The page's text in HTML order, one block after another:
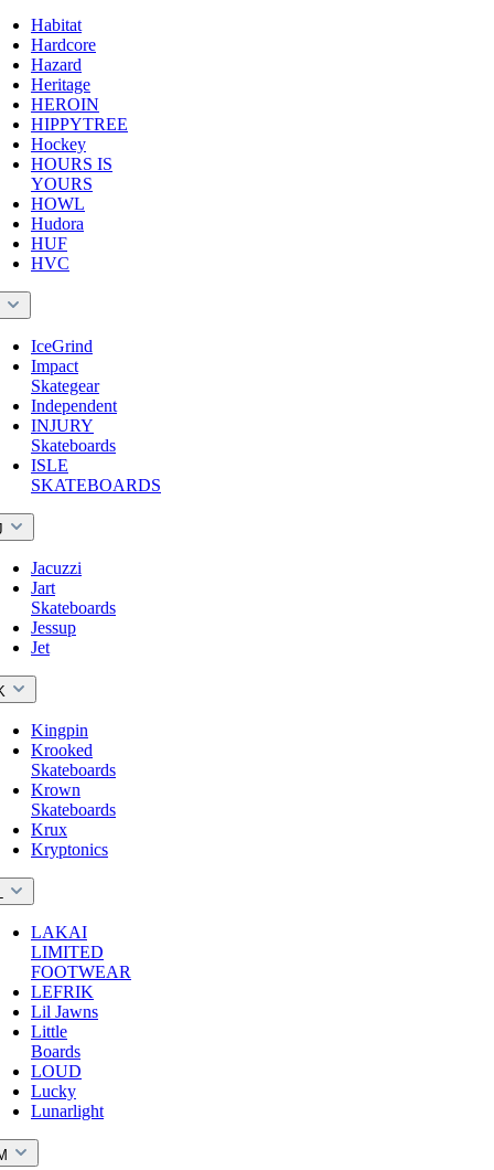
Habitat
Hardcore
Hazard
Heritage
HEROIN
HIPPYTREE
Hockey
HOURS IS
YOURS
HOWL
Hudora
HUF
HVC
IceGrind
Impact
Skategear
Independent
INJURY
Skateboards
ISLE
SKATEBOARDS
Jacuzzi
Jart
Skateboards
Jessup
Jet
Kingpin
Krooked
Skateboards
Krown
Skateboards
Krux
Kryptonics
LAKAI
LIMITED
FOOTWEAR
LEFRIK
Lil Jawns
Little
Boards
LOUD
Lucky
Lunarlight